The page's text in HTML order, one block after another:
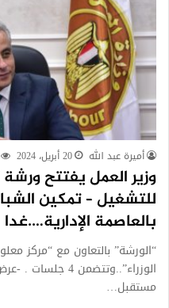
أميرة عبد الله 20 أبريل، 2024
وزير العمل يفتتح ورشة
للتشغيل – تمكين
بالعاصمة الإدارية….غدا
“الورشة” بالتعاون مع “مركز
مستقبل…